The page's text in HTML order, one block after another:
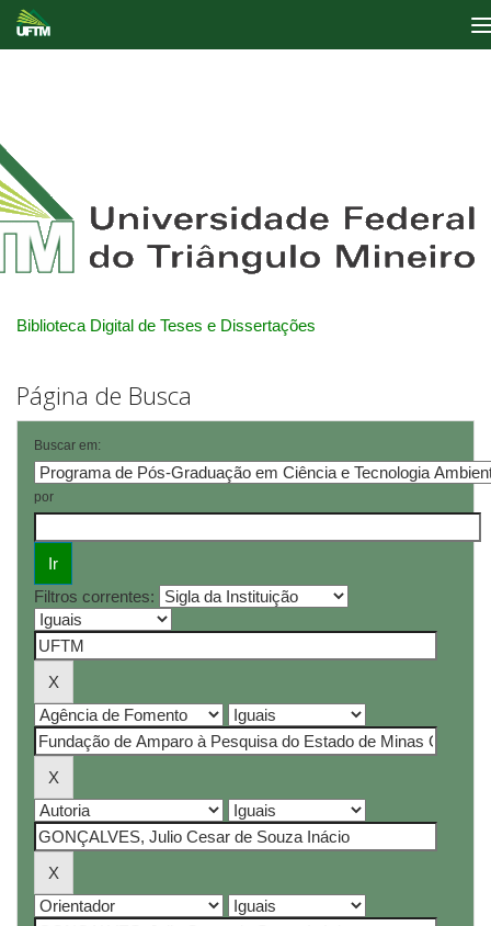
Biblioteca Digital de Teses e Dissertações
Página de Busca
Buscar em:
por
Filtros correntes: